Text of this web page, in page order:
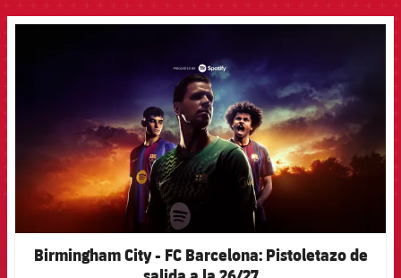
Birmingham City - FC Barcelona: Pistoletazo de